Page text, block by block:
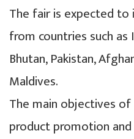
The fair is expected
from countries such as
Bhutan, Pakistan,
Maldives.
The main objectives
product promotion